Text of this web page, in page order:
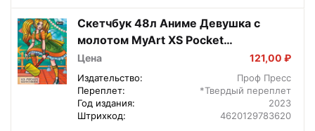
Скетчбук 48л Аниме Девушка с
молотом MyArt XS Pocket
95х138х11см 78362-0
Цена 121,00 ₽
Издательство:
Проф Пресс
Переплет:
*Твердый переплет
Год издания:
2023
Штрихкод:
4620129783620